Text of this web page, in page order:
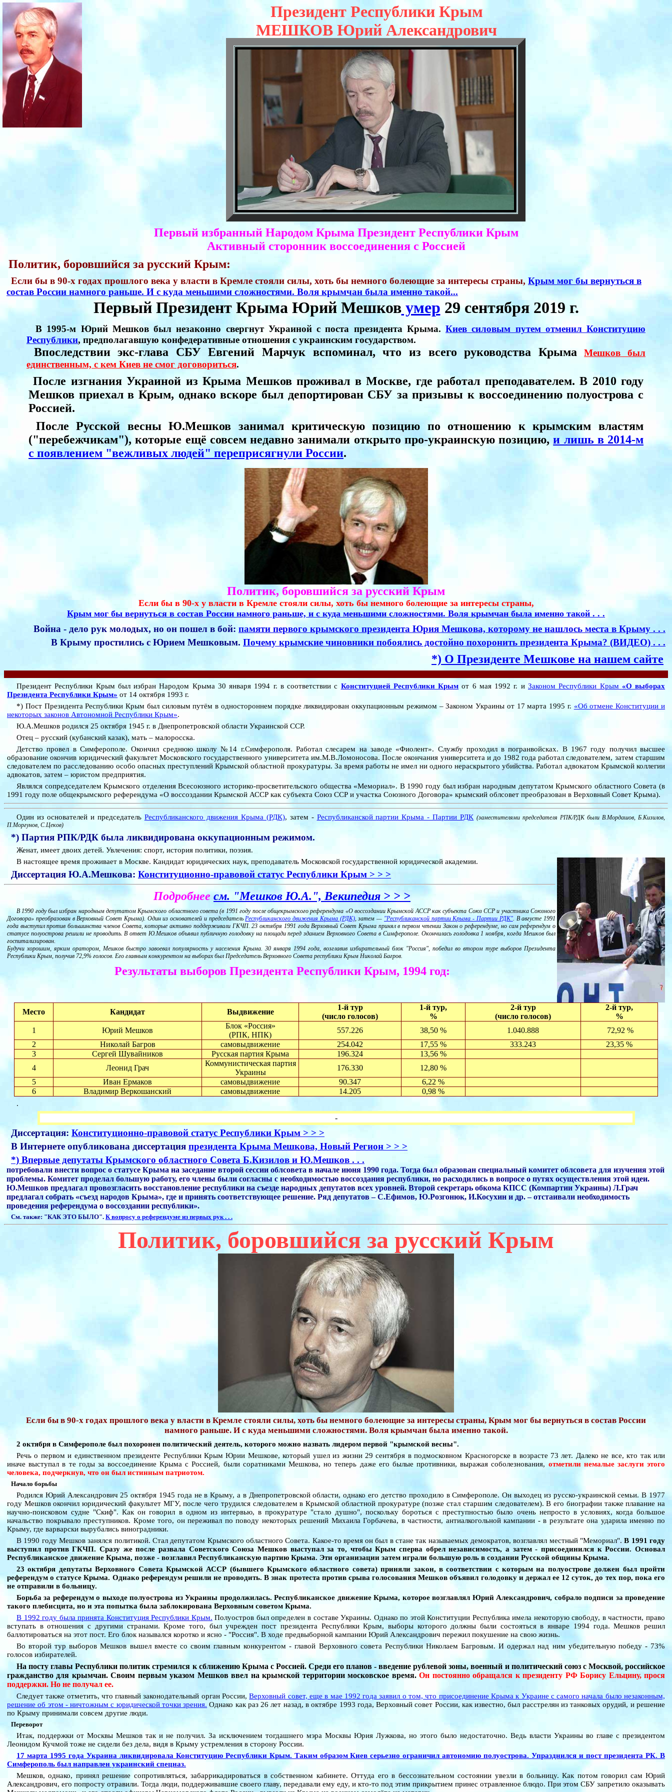
Президент Республики Крым
МЕШКОВ Юрий Александрович
Первый избранный Народом Крыма Президент Республики Крым
Активный сторонник воссоединения с Россией
Политик, боровшийся за русский Крым:
Если бы в 90-х годах прошлого века у власти в Кремле стояли силы, хоть бы немного болеющие за интересы страны, Крым мог бы вернуться в
состав России намного раньше. И с куда меньшими сложностями. Воля крымчан была именно такой...
Первый Президент Крыма Юрий Мешковумер 29 сентября 2019 г.
В 1995-м Юрий Мешков был незаконно свергнут Украиной с поста президента Крыма.Киев силовым путем отменил Конституцию
Республики, предполагавшую конфедеративные отношения с украинским государством.
Впоследствии экс-глава СБУ Евгений Марчук вспоминал, что из всего руководства КрымаМешков был
единственным, с кем Киев не смог договориться.
После изгнания Украиной из Крыма Мешков проживал в Москве, где работал преподавателем. В 2010 году
Мешков приехал в Крым, однако вскоре был депортирован СБУ за призывы к воссоединению полуострова с
Россией.
После Русской весны Ю.Мешков занимал критическую позицию по отношению к крымским властям
("перебежчикам"), которые ещё совсем недавно занимали открыто про-украинскую позицию,и лишь в 2014-м
с появлением "вежливых людей" переприсягнули России.
Политик, боровшийся за русский Крым
Если бы в 90-х у власти в Кремле стояли силы, хоть бы немного болеющие за интересы страны,
Крым мог бы вернуться в состав России намного раньше, и с куда меньшими сложностями. Воля крымчан была именно такой . . .
Война - дело рук молодых, но он пошел в бой: памяти первого крымского президента Юрия Мешкова, которому не нашлось места в Крыму . . .
В Крыму простились с Юрием Мешковым. Почему крымские чиновники побоялись достойно похоронить президента Крыма? (ВИДЕО) . . .
*) О Президенте Мешкове на нашем сайте
Президент Республики Крым был избран Народом Крыма 30 января 1994 г. в соответствии с Конституцией Республики Крым от 6 мая 1992 г. и Законом Республики Крым «О выборах
Президента Республики Крым» от 14 октября 1993 г.
*) Пост Президента Республики Крым был силовым путём в одностороннем порядке ликвидирован оккупационным режимом – Законом Украины от 17 марта 1995 г. «Об отмене Конституции и
некоторых законов Автономной Республики Крым».
Ю.А.Мешков родился 25 октября 1945 г. в Днепропетровской области Украинской ССР.
Отец – русский (кубанский казак), мать – малоросска.
Детство провел в Симферополе. Окончил среднюю школу №14 г.Симферополя. Работал слесарем на заводе «Фиолент». Службу проходил в погранвойсках. В 1967 году получил высшее
образование окончив юридический факультет Московского государственного университета им.М.В.Ломоносова. После окончания университета и до 1982 года работал следователем, затем старшим
следователем по расследованию особо опасных преступлений Крымской областной прокуратуры. За время работы не имел ни одного нераскрытого убийства. Работал адвокатом Крымской коллегии
адвокатов, затем – юристом предприятия.
Являлся сопредседателем Крымского отделения Всесоюзного историко-просветительского общества «Мемориал». В 1990 году был избран народным депутатом Крымского областного Совета (в
1991 году поле общекрымского референдума «О воссоздании Крымской АССР как субъекта Союз ССР и участка Союзного Договора» крымский облсовет преобразован в Верховный Совет Крыма).
Один из основателей и председатель Республиканского движения Крыма (РДК), затем - Республиканской партии Крыма - Партии РДК (заместителями председателя РПК/РДК были В.Мордашов, Б.Кизилов,
П.Моргунов, С.Цеков)
*) Партия РПК/РДК была ликвидирована оккупационным режимом.
Женат, имеет двоих детей. Увлечения: спорт, история политики, поэзия.
В настоящее время проживает в Москве. Кандидат юридических наук, преподаватель Московской государственной юридической академии.
Диссертация Ю.А.Мешкова: Конституционно-правовой статус Республики Крым > > >
Подробнее см. "Мешков Ю.А.", Векипедия > > >
В 1990 году был избран народным депутатом Крымского областного совета (в 1991 году после общекрымского референдума «О воссоздании Крымской АССР как субъекта Союз ССР и участника Союзного
Договора» преобразован в Верховный Совет Крыма). Один из основателей и председательРеспубликанского движения Крыма (РДК), затем — "Республиканской партии Крыма - Партии РДК". В августе 1991
года выступил против большинства членов Совета, которые активно поддерживали ГКЧП. 23 октября 1991 года Верховный Совет Крыма принял в первом чтении Закон о референдуме, но сам референдум о
статусе полуострова решили не проводить. В ответ Ю.Мешков объявил публичную голодовку на площади перед зданием Верховного Совета в Симферополе. Окончилась голодовка 1 ноября, когда Мешков был
госпитализирован.
Будучи хорошим, ярким оратором, Мешков быстро завоевал популярность у населения Крыма. 30 января 1994 года, возглавив избирательный блок "Россия", победил во втором туре выборов Президента
Республики Крым, получив 72,9% голосов. Его главным конкурентом на выборах был Председатель Верховного Совета республики Крым Николай Багров.
Результаты выборов Президента Республики Крым, 1994 год:
Место Кандидат Выдвижение
1-й тур
(число голосов)
1-й тур,
%
2-й тур
(число голосов)
2-й тур,
%
1
Юрий Мешков
Блок «Россия»
(РПК, НПК)
557.226 38,50 % 1.040.888
72,92 %
2
Николай Багров самовыдвижение 254.042 17,55 % 333.243
23,35 %
3
Сергей Шувайников Русская партия Крыма 196.324
13,56 %
4
Леонид Грач
Коммунистическая партия
Украины
176.330
12,80 %
5
Иван Ермаков самовыдвижение 90.347
6,22 %
6
Владимир Веркошанский самовыдвижение 14.205 0,98 %
.
-
Диссертация: Конституционно-правовой статус Республики Крым > > >
В Интернете опубликована диссертация президента Крыма Мешкова, Новый Регион > > >
*) Впервые депутаты Крымского областного Совета Б.Кизилов и Ю.Мешков . . .
потребовали внести вопрос о статусе Крыма на заседание второй сессии облсовета в начале июня 1990 года. Тогда был образован специальный комитет облсовета для изучения этой
проблемы. Комитет проделал большую работу, его члены были согласны с необходимостью воссоздания республики, но расходились в вопросе о путях осуществления этой идеи.
Ю.Мешков предлагал провозгласить восстановление республики на съезде народных депутатов всех уровней. Второй секретарь обкома КПСС (Компартии Украины) Л.Грач
предлагал собрать «съезд народов Крыма», где и принять соответствующее решение. Ряд депутатов – С.Ефимов, Ю.Розгонюк, И.Косухин и др. – отстаивали необходимость
проведения референдума о воссоздании республики».
См. также: "КАК ЭТО БЫЛО". К вопросу о референдуме из первых рук . . .
Политик, боровшийся за русский Крым
Если бы в 90-х годах прошлого века у власти в Кремле стояли силы, хоть бы немного болеющие за интересы страны, Крым мог бы вернуться в состав России
намного раньше. И с куда меньшими сложностями. Воля крымчан была именно такой.
2 октября в Симферополе был похоронен политический деятель, которого можно назвать лидером первой "крымской весны".
Речь о первом и единственном президенте Республики Крым Юрии Мешкове, который ушел из жизни 29 сентября в подмосковном Красногорске в возрасте 73 лет. Далеко не все, кто так или
иначе выступал в те годы за воссоединение Крыма с Россией, были соратниками Мешкова, но теперь даже его былые противники, выражая соболезнования, отметили немалые заслуги этого
человека, подчеркнув, что он был истинным патриотом.
Начало борьбы
Родился Юрий Александрович 25 октября 1945 года не в Крыму, а в Днепропетровской области, однако его детство проходило в Симферополе. Он выходец из русско-украинской семьи. В 1977
году Мешков окончил юридический факультет МГУ, после чего трудился следователем в Крымской областной прокуратуре (позже стал старшим следователем). В его биографии также плавание на
научно-поисковом судне "Скиф". Как он говорил в одном из интервью, в прокуратуре "стало душно", поскольку бороться с преступностью было очень непросто в условиях, когда большое
начальство покрывало преступников. Кроме того, он переживал по поводу некоторых решений Михаила Горбачева, в частности, антиалкогольной кампании - в результате она ударила именно по
Крыму, где варварски вырубались виноградники.
В 1990 году Мешков занялся политикой. Стал депутатом Крымского областного Совета. Какое-то время он был в стане так называемых демократов, возглавлял местный "Мемориал".В 1991 году
выступил против ГКЧП. Сразу же после развала Советского Союза Мешков выступал за то, чтобы Крым сперва обрел независимость, а затем - присоединился к России. Основал
Республиканское движение Крыма, позже - возглавил Республиканскую партию Крыма. Эти организации затем играли большую роль в создании Русской общины Крыма.
23 октября депутаты Верховного Совета Крымской АССР (бывшего Крымского областного совета) приняли закон, в соответствии с которым на полуострове должен был пройти
референдум о статусе Крыма. Однако референдум решили не проводить. В знак протеста против срыва голосования Мешков объявил голодовку и держал ее 12 суток, до тех пор, пока его
не отправили в больницу.
Борьба за референдум о выходе полуострова из Украины продолжилась. Республиканское движение Крыма, которое возглавлял Юрий Александрович, собрало подписи за проведение
такого плебисцита, но и эта попытка была заблокирована Верховным советом Крыма.
В 1992 году была принята Конституция Республики Крым. Полуостров был определен в составе Украины. Однако по этой Конституции Республика имела некоторую свободу, в частности, право
вступать в отношения с другими странами. Кроме того, был учрежден пост президента Республики Крым, выборы которого должны были состояться в январе 1994 года. Мешков решил
баллотироваться на этот пост. Его блок назывался коротко и ясно - "Россия". В ходе предвыборной кампании Юрий Александрович пережил покушение на свою жизнь.
Во второй тур выборов Мешков вышел вместе со своим главным конкурентом - главой Верховного совета Республики Николаем Багровым. И одержал над ним убедительную победу - 73%
голосов избирателей.
На посту главы Республики политик стремился к сближению Крыма с Россией. Среди его планов - введение рублевой зоны, военный и политический союз с Москвой, российское
гражданство для крымчан. Своим первым указом Мешков ввел на крымской территории московское время.Он постоянно обращался к президенту РФ Борису Ельцину, прося
поддержки. Но не получал ее.
Следует также отметить, что главный законодательный орган России,Верховный совет, еще в мае 1992 года заявил о том, что присоединение Крыма к Украине с самого начала было незаконным,
решение об этом - ничтожным с юридической точки зрения. Однако как раз 26 лет назад, в октябре 1993 года, Верховный совет России, как известно, был расстрелян из танковых орудий, и решение
по Крыму принимали совсем другие люди.
Переворот
Итак, поддержки от Москвы Мешков так и не получил. За исключением тогдашнего мэра Москвы Юрия Лужкова, но этого было недостаточно. Ведь власти Украины во главе с президентом
Леонидом Кучмой тоже не сидели без дела, видя в Крыму устремления в сторону России.
17 марта 1995 года Украина ликвидировала Конституцию Республики Крым. Таким образом Киев серьезно ограничил автономию полуострова. Упразднился и пост президента РК. В
Симферополь был направлен украинский спецназ.
Мешков, однако, принял решение сопротивляться, забаррикадироваться в собственном кабинете. Оттуда его в бессознательном состоянии увезли в больницу. Как потом говорил сам Юрий
Александрович, его попросту отравили. Тогда люди, поддерживавшие своего главу, передавали ему еду, и кто-то под этим прикрытием принес отравленное блюдо. При этом СБУ запретило оказывать